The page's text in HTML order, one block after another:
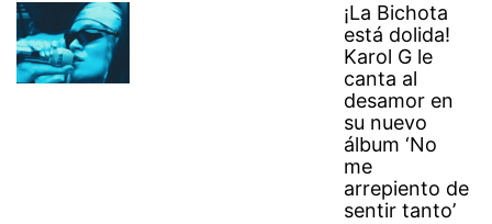
¡La Bichota
está dolida!
Karol G le
canta al
desamor en
su nuevo
álbum ‘No
me
arrepiento de
sentir tanto’